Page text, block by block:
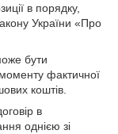
в порядку,
України «Про
бути
фактичної
коштів.
в
однією зі